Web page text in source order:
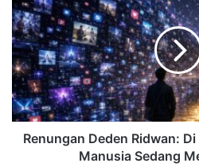
Renungan Deden Ridwan:
Manusia Sedang